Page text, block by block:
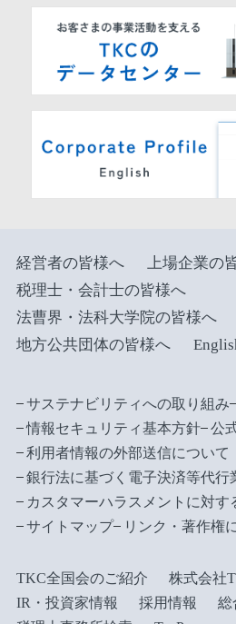
経営者の皆様へ
上場企業の
税理士・会計士の皆様へ
法曹界・法科大学院の皆様へ
地方公共団体の皆様へ
サステナビリティへの取り組み
情報セキュリティ基本方針
公
利用者情報の外部送信について
銀行法に基づく電子決済等代行
カスタマーハラスメントに対す
サイトマップ
リンク・著作権
TKC全国会のご紹介
株式会社
IR・投資家情報
採用情報
総